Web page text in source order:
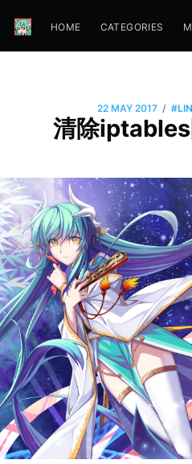
HOME CATEGORIES
22 MAY 2017 /
清除